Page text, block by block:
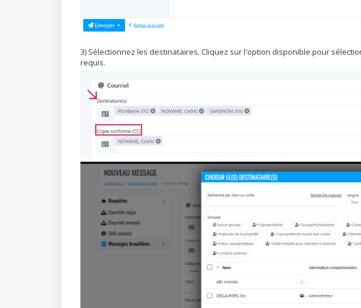
3) Sélectionnez les destinataires. Cliquez sur l'option disponible pour
requis.